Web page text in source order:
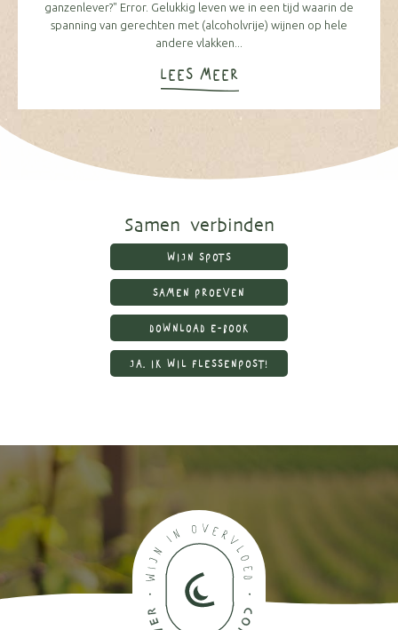
ganzenlever?" Error. Gelukkig leven we in een tijd waarin de
spanning van gerechten met (alcoholvrije) wijnen op hele
andere vlakken...
LEES MEER
Samen verbinden
WIJN SPOTS
SAMEN PROEVEN
DOWNLOAD E-BOOK
JA, IK WIL FLESSENPOST!